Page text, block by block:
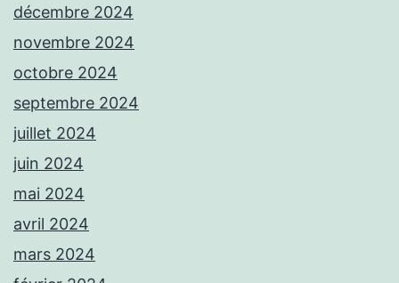
décembre 2024
novembre 2024
octobre 2024
septembre 2024
juillet 2024
juin 2024
mai 2024
avril 2024
mars 2024